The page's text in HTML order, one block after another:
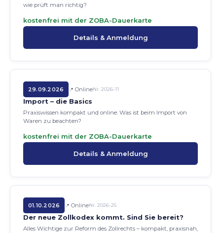
wie prüft man richtig?
kostenfrei mit der ZOBA-Dauerkarte
Details & Anmeldung
29.09.2026 OnlineNr. 2026-11
Import – die Basics
Praxiswissen kompakt und online: Was ist beim Import von
Waren zu beachten?
kostenfrei mit der ZOBA-Dauerkarte
Details & Anmeldung
01.10.2026 OnlineNr. 2026-25
Der neue Zollkodex kommt. Sind Sie bereit?
Alles Wichtige zur Reform des Zollrechts – kompakt, praxisnah,